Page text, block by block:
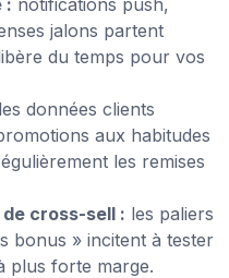
jalons partent
du temps pour vos
les données clients
aux habitudes
les remises
cross-sell : les paliers
bonus » incitent à tester
plus forte marge.